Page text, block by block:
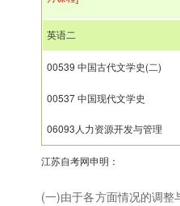
英语二
00539 中国古代文学史(二)
00537 中国现代文学史
06093人力资源开发与管理
江苏自考网申明：
(一)由于各方面情况的调